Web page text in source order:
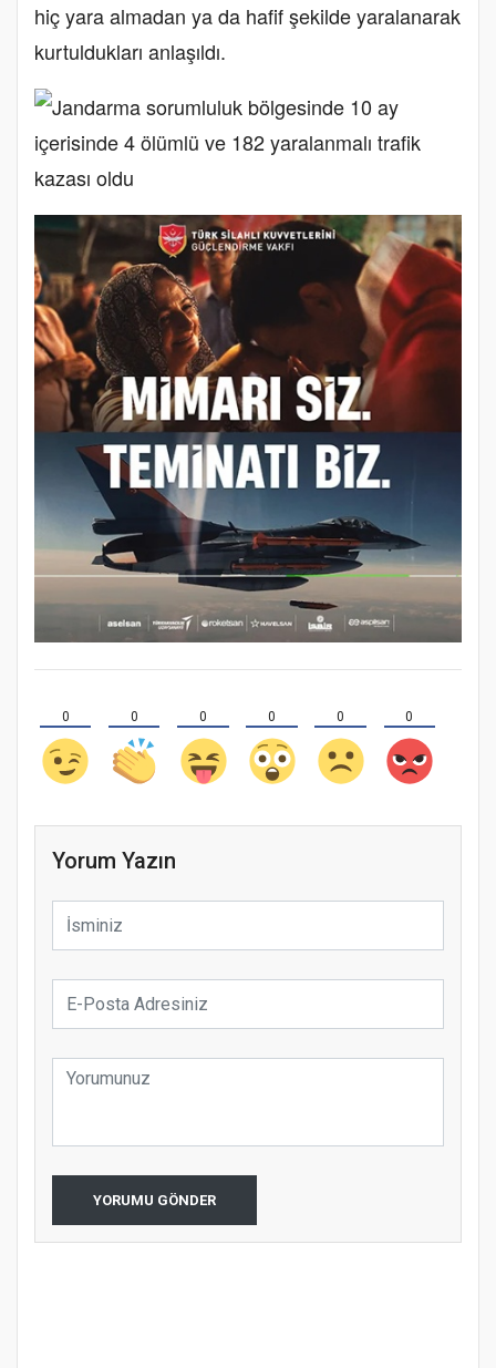
hiç yara almadan ya da hafif şekilde yaralanarak
kurtuldukları anlaşıldı.
0 0 0 0 0 0
Yorum Yazın
YORUMU GÖNDER